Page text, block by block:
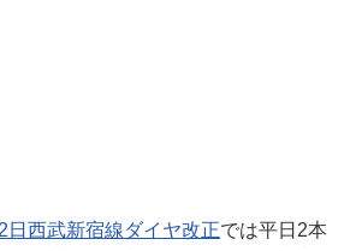
日西武新宿線ダイヤ改正では平日2本